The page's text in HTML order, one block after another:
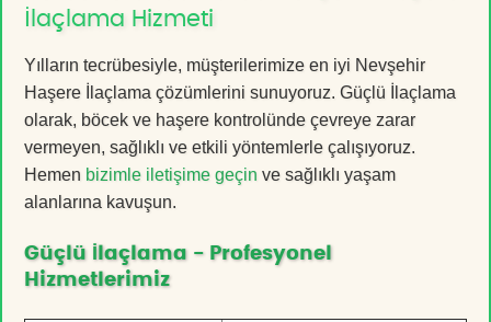
İlaçlama Hizmeti
Yılların tecrübesiyle, müşterilerimize en iyi Nevşehir
Haşere İlaçlama çözümlerini sunuyoruz. Güçlü İlaçlama
olarak, böcek ve haşere kontrolünde çevreye zarar
vermeyen, sağlıklı ve etkili yöntemlerle çalışıyoruz.
Hemen bizimle iletişime geçin ve sağlıklı yaşam
alanlarına kavuşun.
Güçlü İlaçlama - Profesyonel
Hizmetlerimiz